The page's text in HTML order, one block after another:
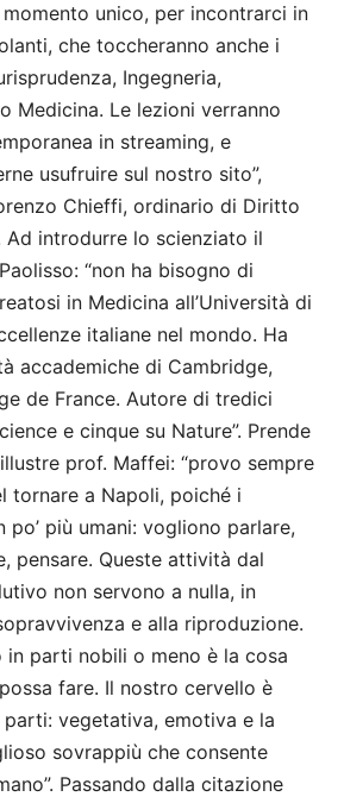
momento unico, per incontrarci in
che toccheranno anche i
Ingegneria,
Medicina. Le lezioni verranno
in streaming, e
usufruire sul nostro sito”,
Chieffi, ordinario di Diritto
Ad introdurre lo scienziato il
“non ha bisogno di
in Medicina all’Università di
italiane nel mondo. Ha
accademiche di Cambridge,
de France. Autore di tredici
e cinque su Nature”. Prende
prof. Maffei: “provo sempre
tornare a Napoli, poiché i
po’ più umani: vogliono parlare,
pensare. Queste attività dal
non servono a nulla, in
e alla riproduzione.
in parti nobili o meno è la cosa
fare. Il nostro cervello è
vegetativa, emotiva e la
sovrappiù che consente
Passando dalla citazione